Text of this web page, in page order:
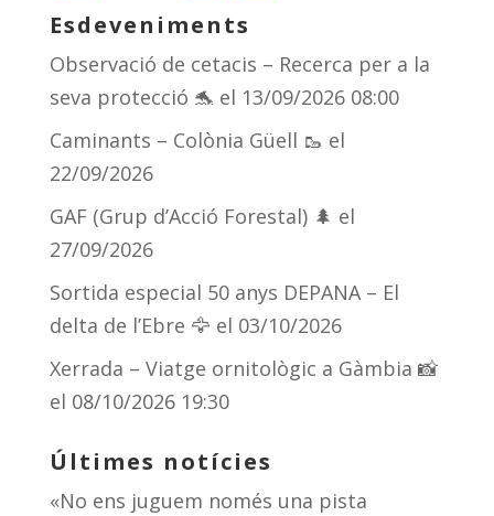
Esdeveniments
Observació de cetacis – Recerca per a la
seva protecció 🐬 el 13/09/2026 08:00
Caminants – Colònia Güell 🥾 el
22/09/2026
GAF (Grup d’Acció Forestal) 🌲 el
27/09/2026
Sortida especial 50 anys DEPANA – El
delta de l’Ebre 🦅 el 03/10/2026
Xerrada – Viatge ornitològic a Gàmbia 📸
el 08/10/2026 19:30
Últimes notícies
«No ens juguem només una pista